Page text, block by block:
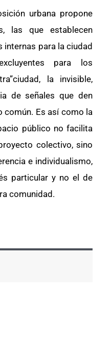
urbana propone
las que establecen
para la ciudad
para los
la invisible,
de señales que den
común. Es así como la
público no facilita
colectivo, sino
e individualismo,
particular y no el de
comunidad.